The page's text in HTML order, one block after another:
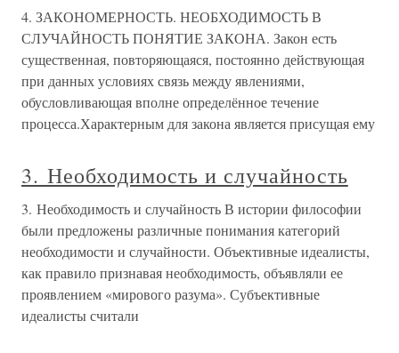
4. ЗАКОНОМЕРНОСТЬ. НЕОБХОДИМОСТЬ В
СЛУЧАЙНОСТЬ ПОНЯТИЕ ЗАКОНА. Закон есть
существенная, повторяющаяся, постоянно действующая
при данных условиях связь между явлениями,
обусловливающая вполне определённое течение
процесса.Характерным для закона является присущая ему
3. Необходимость и случайность
3. Необходимость и случайность В истории философии
были предложены различные понимания категорий
необходимости и случайности. Объективные идеалисты,
как правило признавая необходимость, объявляли ее
проявлением «мирового разума». Субъективные
идеалисты считали